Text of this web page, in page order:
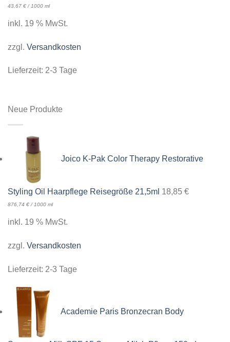
43,67 € / 1000 ml
inkl. 19 % MwSt.
zzgl. Versandkosten
Lieferzeit: 2-3 Tage
Neue Produkte
Joico K-Pak Color Therapy Restorative
Styling Oil Haarpflege Reisegröße 21,5ml 18,85 €
876,74 € / 1000 ml
inkl. 19 % MwSt.
zzgl. Versandkosten
Lieferzeit: 2-3 Tage
Academie Paris Bronzecran Body